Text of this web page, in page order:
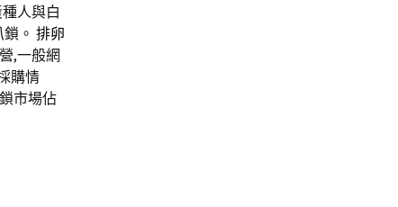
種人與白
。 排卵
,一般網
購情
市場佔